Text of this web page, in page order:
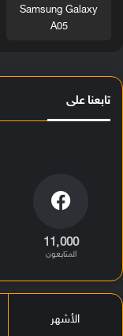
Samsung Galaxy
A05
تابعنا على
11٬000
المتابعون
الأشهر